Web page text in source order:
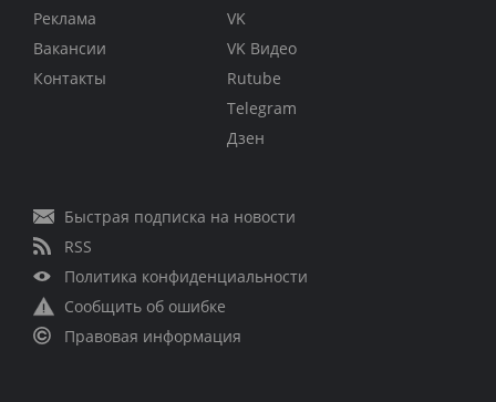
Реклама
Вакансии
Контакты
VK
VK Видео
Rutube
Telegram
Дзен
Быстрая подписка на новости
RSS
Политика конфиденциальности
Сообщить об ошибке
Правовая информация